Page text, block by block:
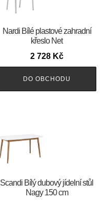
Nardi Bílé plastové zahradní
křeslo Net
2 728 Kč
DO OBCHODU
Scandi Bílý dubový jídelní stůl
Nagy 150 cm